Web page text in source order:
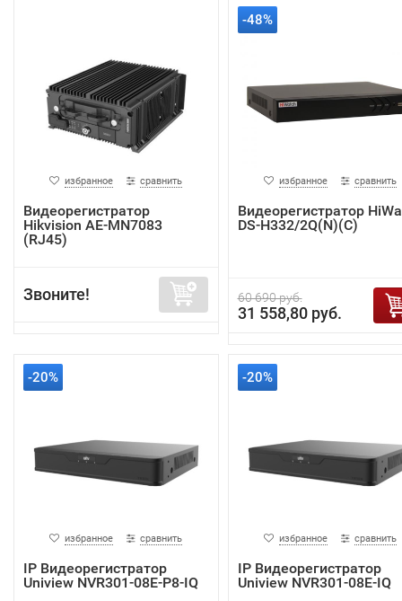
избранное сравнить
Видеорегистратор
Hikvision AE-MN7083
(RJ45)
Звоните!
-48%
избранное сравнить
Видеорегистратор
DS-H332/2Q(N)(C)
60 690 руб.
31 558,80 руб.
-20%
избранное сравнить
IP Видеорегистратор
Uniview NVR301-08E-P8-IQ
-20%
избранное сравнить
IP Видеорегистратор
Uniview NVR301-08E-IQ